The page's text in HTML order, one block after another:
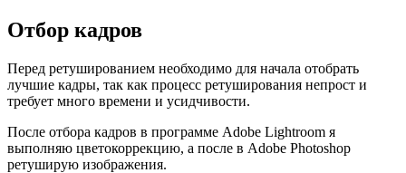
Отбор кадров
Перед ретушированием необходимо для начала отобрать
лучшие кадры, так как процесс ретуширования непрост и
требует много времени и усидчивости.
После отбора кадров в программе Adobe Lightroom я
выполняю цветокоррекцию, а после в Adobe Photoshop
ретуширую изображения.